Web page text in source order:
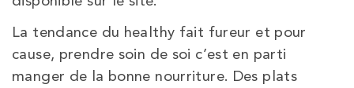
La tendance du healthy fait fureur et pour
cause, prendre soin de soi c’est en parti
manger de la bonne nourriture. Des plats